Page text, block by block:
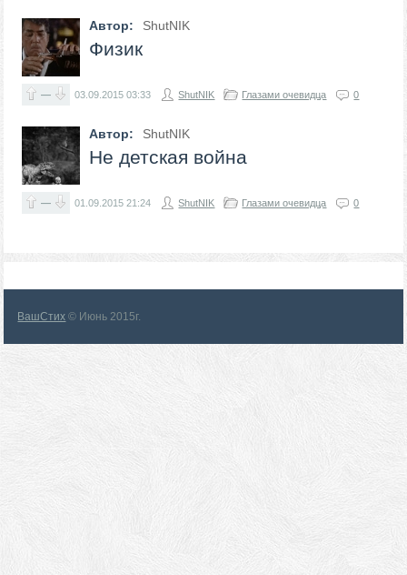
Автор: ShutNIK
Физик
— 03.09.201503:33 ShutNIK Глазами очевидца 0
Автор: ShutNIK
Не детская война
— 01.09.201521:24 ShutNIK Глазами очевидца 0
ВашСтих © Июнь 2015г.